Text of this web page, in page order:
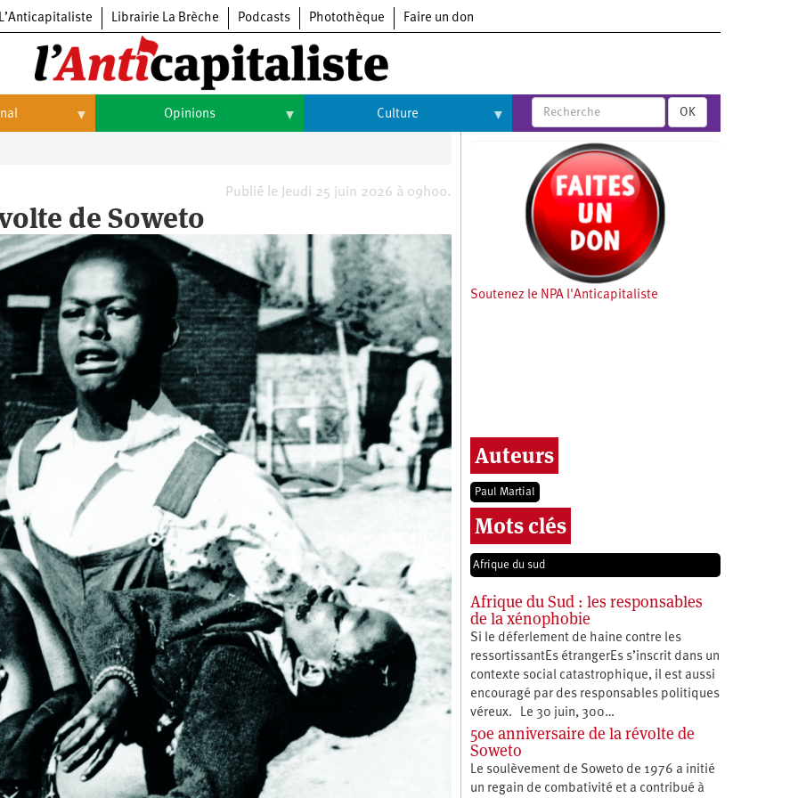
L’Anticapitaliste Librairie La Brèche Podcasts Photothèque Faire un don
Opinions Culture
Arts
Expositions
Livres
Musique
OK
Publié le Jeudi 25 juin 2026 à 09h00.
de Soweto
Soutenez le NPA l'Anticapitaliste
Auteurs
Paul Martial
Mots clés
Afrique du sud
Afrique du Sud : les responsables
de la xénophobie
Si le déferlement de haine contre les
ressortissantEs étrangerEs s’inscrit dans un
contexte social catastrophique, il est aussi
encouragé par des responsables politiques
véreux. Le 30 juin, 300…
50e anniversaire de la révolte de
Soweto
Le soulèvement de Soweto de 1976 a initié
un regain de combativité et a contribué à